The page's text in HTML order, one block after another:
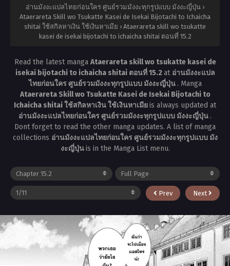
อ่านมังงะแปลไทยก่อนใคร ศูนย์รวมมังงะทุกรูปแบบ มังงะญี่ปุ่น ›
Ataerareta Skill wo Tsukatte Kasei de Isekai Bijotachi to Ichaicha
shitai ใช้สกิลหาเงิน ใช้เงินหาเมีย › Ataerareta skill wo tsukatte
kasei de isekai bijotachi to ichaicha shitai ตอนที่ 15.2
Read the latest manga Ataerareta skill wo tsukatte kasei de
isekai bijotachi to ichaicha shitai ตอนที่ 15.2at อ่านมังงะแปล
ไทยก่อนใคร ศูนย์รวมมังงะทุกรูปแบบ มังงะญี่ปุ่น . Manga
Ataerareta Skill wo Tsukatte Kasei de Isekai Bijotachi to
Ichaicha shitai ใช้สกิลหาเงิน ใช้เงินหาเมียis always updated at
อ่านมังงะแปลไทยก่อนใคร ศูนย์รวมมังงะทุกรูปแบบ มังงะญี่ปุ่น .
Dont forget to read the other manga updates. A list of manga
collections อ่านมังงะแปลไทยก่อนใคร ศูนย์รวมมังงะทุกรูปแบบ มัง
งะญี่ปุ่นis in the Manga List menu.
Prev Next